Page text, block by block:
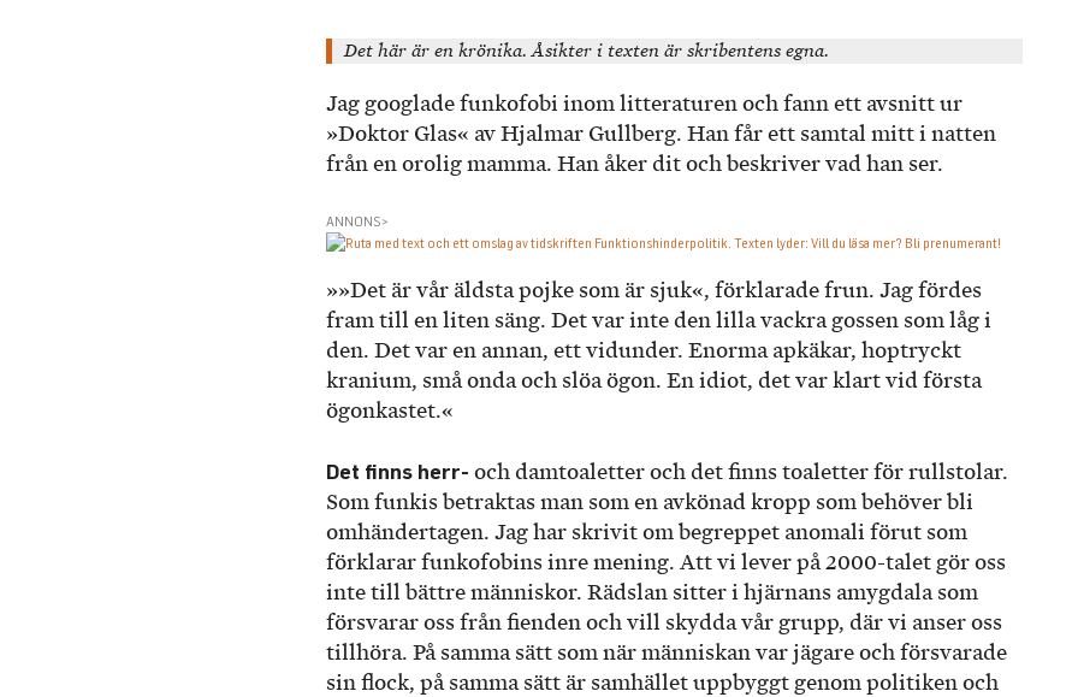
Det här är en krönika. Åsikter i texten är skribentens egna.
Jag googlade funkofobi inom litteraturen och fann ett avsnitt ur
»Doktor Glas« av Hjalmar Gullberg. Han får ett samtal mitt i natten
från en orolig mamma. Han åker dit och beskriver vad han ser.
ANNONS>
»»Det är vår äldsta pojke som är sjuk«, förklarade frun. Jag fördes
fram till en liten säng. Det var inte den lilla vackra gossen som låg i
den. Det var en annan, ett vidunder. Enorma apkäkar, hoptryckt
kranium, små onda och slöa ögon. En idiot, det var klart vid första
ögon­kastet.«
Det finns herr- och damtoaletter och det finns toaletter för rullstolar.
Som funkis betraktas man som en avkönad kropp som behöver bli
omhändertagen. Jag har skrivit om begreppet anomali förut som
förklarar funkofobins inre mening. Att vi lever på 2000-talet gör oss
inte till bättre människor. Rädslan sitter i hjärnans amygdala som
försvarar oss från fienden och vill skydda vår grupp, där vi anser oss
tillhöra. På samma sätt som när människan var jägare och försvarade
sin flock, på samma sätt är samhället uppbyggt genom politiken och